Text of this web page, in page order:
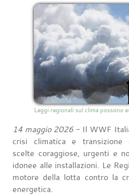
Leggi regionali sul clima possono
14 maggio 2026- Il WWF
crisi climatica e transizione
scelte coraggiose, urgenti e
idonee alle installazioni. Le
motore della lotta contro la
energetica.